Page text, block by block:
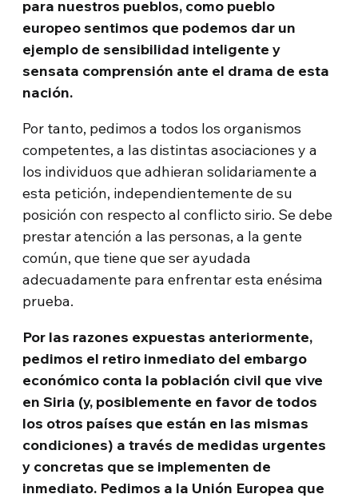
para nuestros pueblos, como pueblo
europeo sentimos que podemos dar un
ejemplo de sensibilidad inteligente y
sensata comprensión ante el drama de esta
nación.
Por tanto, pedimos a todos los organismos
competentes, a las distintas asociaciones y a
los individuos que adhieran solidariamente a
esta petición, independientemente de su
posición con respecto al conflicto sirio. Se debe
prestar atención a las personas, a la gente
común, que tiene que ser ayudada
adecuadamente para enfrentar esta enésima
prueba.
Por las razones expuestas anteriormente,
pedimos el retiro inmediato del embargo
económico conta la población civil que vive
en Siria (y, posiblemente en favor de todos
los otros países que están en las mismas
condiciones) a través de medidas urgentes
y concretas que se implementen de
inmediato. Pedimos a la Unión Europea que